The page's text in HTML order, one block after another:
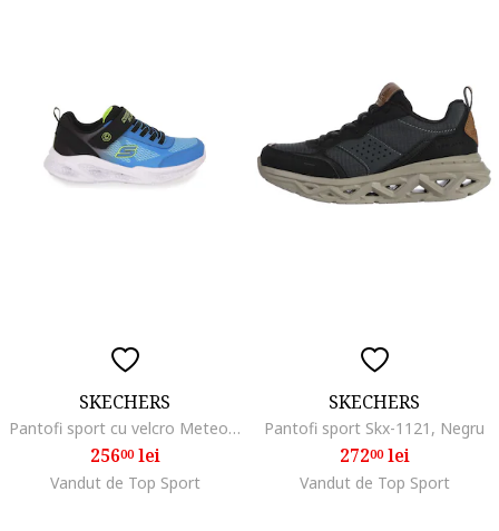
SKECHERS
Pantofi sport cu velcro Meteor-Lights - Krendox, Multicolor
25600lei
Vandut de Top Sport
SKECHERS
Pantofi sport Skx-1121, Negru
27200lei
Vandut de Top Sport